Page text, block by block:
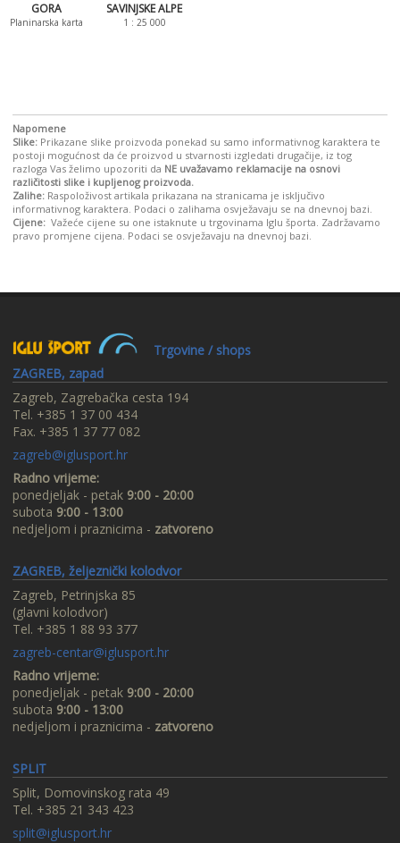
GORA
Planinarska karta
SAVINJSKE ALPE
1 : 25 000
Napomene
Slike: Prikazane slike proizvoda ponekad su samo informativnog karaktera te
postoji mogućnost da će proizvod u stvarnosti izgledati drugačije, iz tog
razloga Vas želimo upozoriti da NE uvažavamo reklamacije na osnovi
različitosti slike i kupljenog proizvoda.
Zalihe: Raspoloživost artikala prikazana na stranicama je isključivo
informativnog karaktera. Podaci o zalihama osvježavaju se na dnevnoj bazi.
Cijene: Važeće cijene su one istaknute u trgovinama Iglu športa. Zadržavamo
pravo promjene cijena. Podaci se osvježavaju na dnevnoj bazi.
Trgovine / shops
ZAGREB, zapad
Zagreb, Zagrebačka cesta 194
Tel. +385 1 37 00 434
Fax. +385 1 37 77 082
zagreb@iglusport.hr
Radno vrijeme:
ponedjeljak - petak 9:00 - 20:00
subota 9:00 - 13:00
nedjeljom i praznicima - zatvoreno
ZAGREB, željeznički kolodvor
Zagreb, Petrinjska 85
(glavni kolodvor)
Tel. +385 1 88 93 377
zagreb-centar@iglusport.hr
Radno vrijeme:
ponedjeljak - petak 9:00 - 20:00
subota 9:00 - 13:00
nedjeljom i praznicima - zatvoreno
SPLIT
Split, Domovinskog rata 49
Tel. +385 21 343 423
split@iglusport.hr